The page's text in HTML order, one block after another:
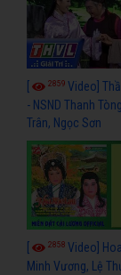
2859 Video]
- NSND Thanh
Trân, Ngọc Sơn
2858 Video]
Minh Vương, Lệ